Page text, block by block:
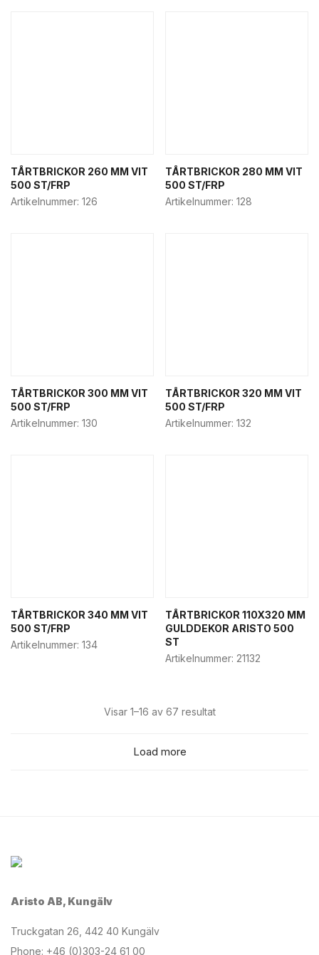
TÅRTBRICKOR 260 MM VIT
500 ST/FRP
Artikelnummer: 126
TÅRTBRICKOR 280 MM VIT
500 ST/FRP
Artikelnummer: 128
TÅRTBRICKOR 300 MM VIT
500 ST/FRP
Artikelnummer: 130
TÅRTBRICKOR 320 MM VIT
500 ST/FRP
Artikelnummer: 132
TÅRTBRICKOR 340 MM VIT
500 ST/FRP
Artikelnummer: 134
TÅRTBRICKOR 110X320 MM
GULDDEKOR ARISTO 500
ST
Artikelnummer: 21132
Visar 1–16 av 67 resultat
Load more
Aristo AB, Kungälv
Truckgatan 26, 442 40 Kungälv
Phone: +46 (0)303-24 61 00